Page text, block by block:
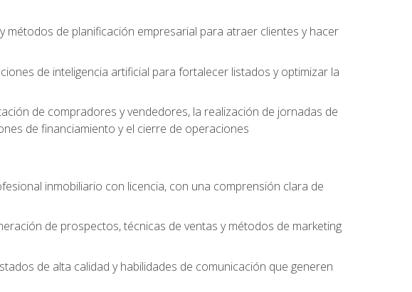
de planificación empresarial para atraer clientes y hacer
de inteligencia artificial para fortalecer listados y optimizar la
de compradores y vendedores, la realización de jornadas de
de financiamiento y el cierre de operaciones
inmobiliario con licencia, con una comprensión clara de
de prospectos, técnicas de ventas y métodos de marketing
de alta calidad y habilidades de comunicación que generen